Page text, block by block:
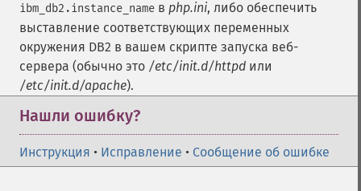
ibm_db2.instance_name в php.ini, либо обеспечить
выставление соответствующих переменных
окружения DB2 в вашем скрипте запуска веб-
сервера (обычно это /etc/init.d/httpd или
/etc/init.d/apache).
Нашли ошибку?
Инструкция • Исправление • Сообщение об ошибке